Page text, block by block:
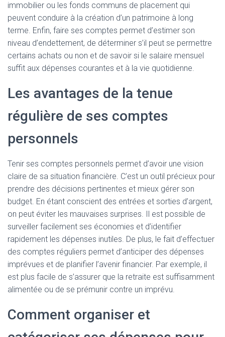
immobilier ou les fonds communs de placement qui
peuvent conduire à la création d’un patrimoine à long
terme. Enfin, faire ses comptes permet d’estimer son
niveau d’endettement, de déterminer s’il peut se permettre
certains achats ou non et de savoir si le salaire mensuel
suffit aux dépenses courantes et à la vie quotidienne.
Les avantages de la tenue
régulière de ses comptes
personnels
Tenir ses comptes personnels permet d’avoir une vision
claire de sa situation financière. C’est un outil précieux pour
prendre des décisions pertinentes et mieux gérer son
budget. En étant conscient des entrées et sorties d’argent,
on peut éviter les mauvaises surprises. Il est possible de
surveiller facilement ses économies et d’identifier
rapidement les dépenses inutiles. De plus, le fait d’effectuer
des comptes réguliers permet d’anticiper des dépenses
imprévues et de planifier l’avenir financier. Par exemple, il
est plus facile de s’assurer que la retraite est suffisamment
alimentée ou de se prémunir contre un imprévu.
Comment organiser et